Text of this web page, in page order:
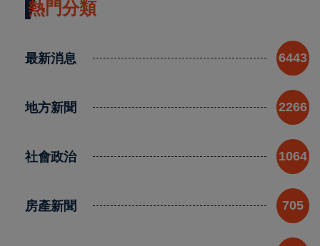
熱門分類
最新消息 6443
地方新聞 2266
社會政治 1064
房產新聞 705